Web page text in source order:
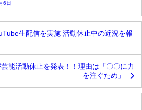
6日
生配信を実施 活動休止中の近況を報
芸能活動休止を発表！！理由は「〇〇に力
を注ぐため」